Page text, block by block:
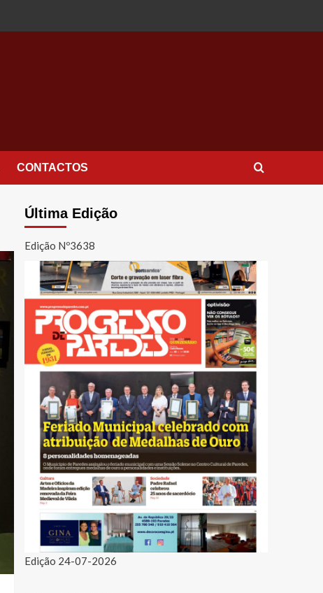
CONTACTOS
Última Edição
Edição Nº3638
Edição 24-07-2026